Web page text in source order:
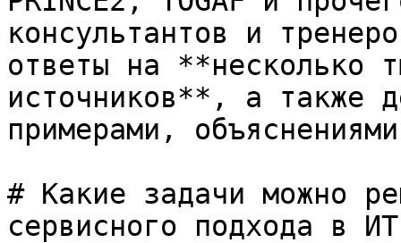
консультантов и
ответы на **несколько
источников**, а также
примерами,
# Какие задачи можно
сервисного подхода в